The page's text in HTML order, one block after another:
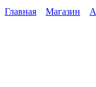
Главная
Магазин